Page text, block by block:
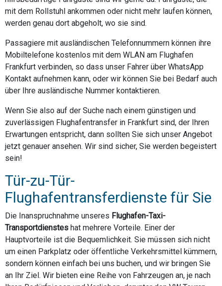
mit dem Rollstuhl ankommen oder nicht mehr laufen können,
werden genau dort abgeholt, wo sie sind.
Passagiere mit ausländischen Telefonnummern können ihre
Mobiltelefone kostenlos mit dem WLAN am Flughafen
Frankfurt verbinden, so dass unser Fahrer über WhatsApp
Kontakt aufnehmen kann, oder wir können Sie bei Bedarf auch
über Ihre ausländische Nummer kontaktieren.
Wenn Sie also auf der Suche nach einem günstigen und
zuverlässigen Flughafentransfer in Frankfurt sind, der Ihren
Erwartungen entspricht, dann sollten Sie sich unser Angebot
jetzt genauer ansehen. Wir sind sicher, Sie werden begeistert
sein!
Tür-zu-Tür-
Flughafentransferdienste für Sie
Die Inanspruchnahme unseres Flughafen-Taxi-
Transportdienstes hat mehrere Vorteile. Einer der
Hauptvorteile ist die Bequemlichkeit. Sie müssen sich nicht
um einen Parkplatz oder öffentliche Verkehrsmittel kümmern,
sondern können einfach bei uns buchen, und wir bringen Sie
an Ihr Ziel. Wir bieten eine Reihe von Fahrzeugen an, je nach